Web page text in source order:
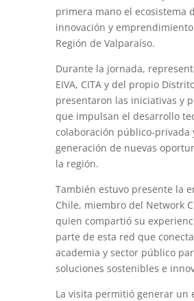
primera mano el ecosistema
innovación y
Región de Valparaíso.
Durante la jornada,
EIVA, CITA y del propio
presentaron las iniciativas y
que impulsan el desarrollo
colaboración público-privada
generación de nuevas
la región.
También estuvo presente la
Chile, miembro del Network
quien compartió su
parte de esta red que
academia y sector público
soluciones sostenibles e
La visita permitió generar un